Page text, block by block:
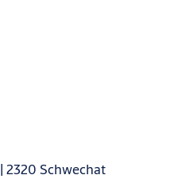
2320 Schwechat